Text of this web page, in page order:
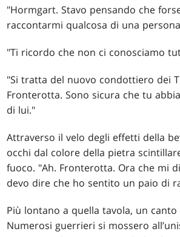
"Hormgart. Stavo pensando che
raccontarmi qualcosa di una
"Ti ricordo che non ci conosciamo
"Si tratta del nuovo condottiero dei
Fronterotta. Sono sicura che tu
di lui."
Attraverso il velo degli effetti della
occhi dal colore della pietra
fuoco. "Ah. Fronterotta. Ora che mi
devo dire che ho sentito un paio di
Più lontano a quella tavola, un canto
Numerosi guerrieri si mossero